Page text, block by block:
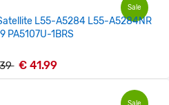
Sale
L55-A5284 L55-A5284NR
PA5107U-1BRS
€ 41.99
Sale